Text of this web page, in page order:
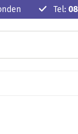
Tel: